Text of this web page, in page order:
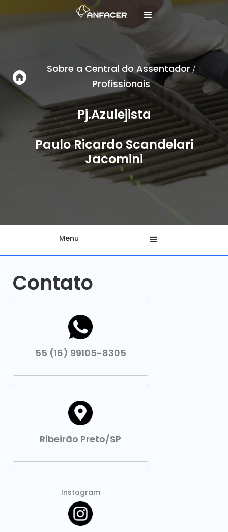
Sobre a Central do Assentador /
Profissionais
Pj.Azulejista
Paulo Ricardo Scandelari
Jacomini
Menu
Contato
55 (16) 99105-8305
Ribeirão Preto/SP
Instagram